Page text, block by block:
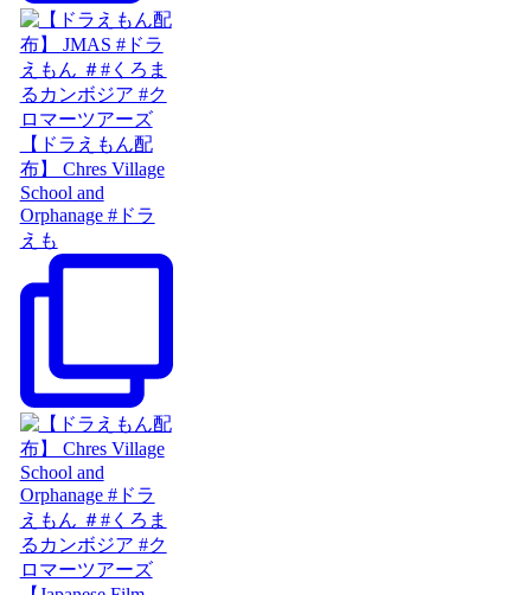
【ドラえもん配
布】 Chres Village
School and
Orphanage #ドラ
えも